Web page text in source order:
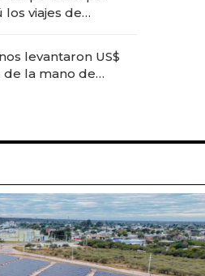
viajes de
en experiencias
levantaron US$
de la mano de